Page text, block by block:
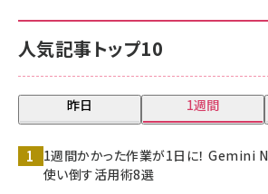
人気記事トップ10
昨日 1週間
1週間かかった作業が1日に！
使い倒す活用術8選